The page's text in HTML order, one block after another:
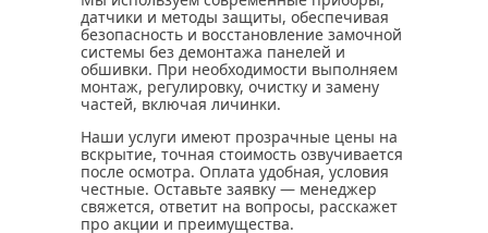
датчики и методы защиты, обеспечивая
безопасность и восстановление замочной
системы без демонтажа панелей и
обшивки. При необходимости выполняем
монтаж, регулировку, очистку и замену
частей, включая личинки.
Наши услуги имеют прозрачные цены на
вскрытие, точная стоимость озвучивается
после осмотра. Оплата удобная, условия
честные. Оставьте заявку — менеджер
свяжется, ответит на вопросы, расскажет
про акции и преимущества.